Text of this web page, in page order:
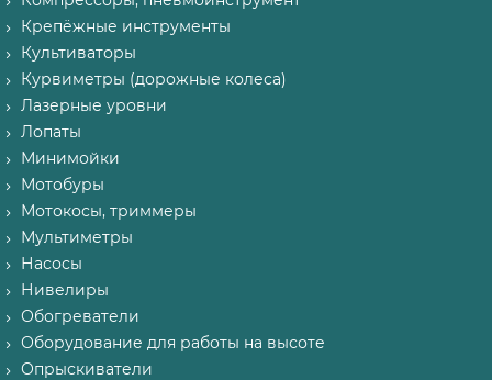
Крепёжные инструменты
Культиваторы
Курвиметры (дорожные колеса)
Лазерные уровни
Лопаты
Минимойки
Мотобуры
Мотокосы, триммеры
Мультиметры
Насосы
Нивелиры
Обогреватели
Оборудование для работы на высоте
Опрыскиватели